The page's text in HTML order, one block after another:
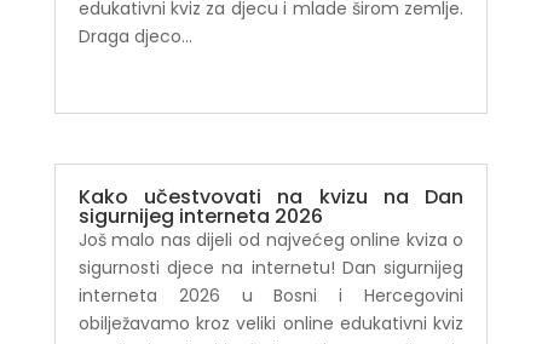
edukativni kviz za djecu i mlade širom zemlje.
Draga djeco...
Kako učestvovati na kvizu na Dan
sigurnijeg interneta 2026
Još malo nas dijeli od najvećeg online kviza o
sigurnosti djece na internetu! Dan sigurnijeg
interneta 2026 u Bosni i Hercegovini
obilježavamo kroz veliki online edukativni kviz